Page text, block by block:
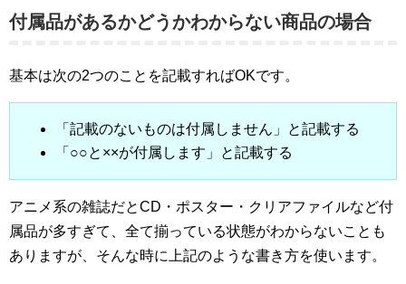
付属品があるかどうかわからない商品の場合
基本は次の2つのことを記載すればOKです。
「記載のないものは付属しません」と記載する
「○○と××が付属します」と記載する
アニメ系の雑誌だとCD・ポスター・クリアファイルなど付
属品が多すぎて、全て揃っている状態がわからないことも
ありますが、そんな時に上記のような書き方を使います。